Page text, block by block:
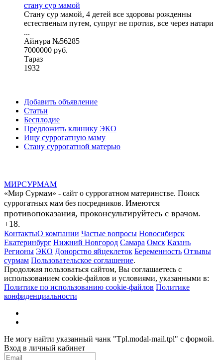
стану сур мамой
Стану сур мамой, 4 детей все здоровы рожденны
естественым путем, супруг не против, все через натари
...
Айнура №56285
7000000 руб.
Тараз
1932
Добавить объявление
Статьи
Бесплодие
Предложить клинику ЭКО
Ищу суррогатную маму
Стану суррогатной матерью
МИРСУРМАМ
«Мир Сурмам» - сайт о суррогатном материнстве. Поиск
суррогатных мам без посредников. Имеются
противопоказания, проконсультируйтесь с врачом.
+18.
КонтактыО компании Частые вопросы Новосибирск
Екатеринбург Нижний Новгород Самара Омск Казань
Регионы ЭКО Донорство яйцеклеток Беременность Отзывы
сурмам Пользовательское соглашение.
Продолжая пользоваться сайтом, Вы соглашаетесь с
использованием cookie-файлов и условиями, указанными в:
Политике по использованию cookie-файлов Политике
конфиденциальности
Не могу найти указанный чанк "Tpl.modal-mail.tpl" с формой.
Вход в личный кабинет